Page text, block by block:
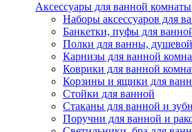
Аксессуары для ванной комнаты
Наборы аксессуаров для
Банкетки, пуфы для
Полки для ванны, душевой
Карнизы для ванной
Коврики для ванной
Корзины и ящики для
Стойки для ванной
Стаканы для ванной и
Поручни для ванной и